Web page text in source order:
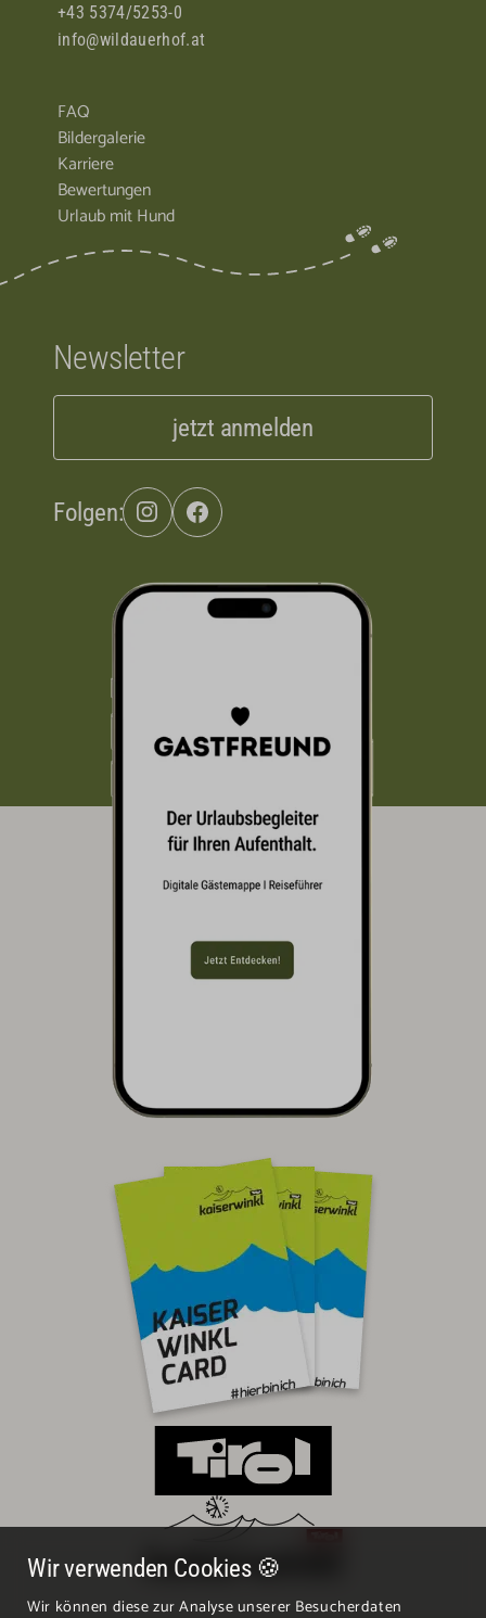
Wir verwenden Cookies 🍪
Wir können diese zur Analyse unserer Besucherdaten
+43 5374/5253-0
info@wildauerhof.at
FAQ
Bildergalerie
Karriere
Bewertungen
Urlaub mit Hund
Newsletter
jetzt anmelden
Folgen: